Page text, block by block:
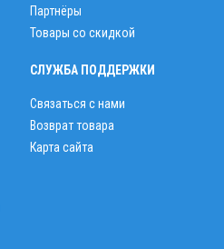
Партнёры
Товары со скидкой
СЛУЖБА ПОДДЕРЖКИ
Связаться с нами
Возврат товара
Карта сайта